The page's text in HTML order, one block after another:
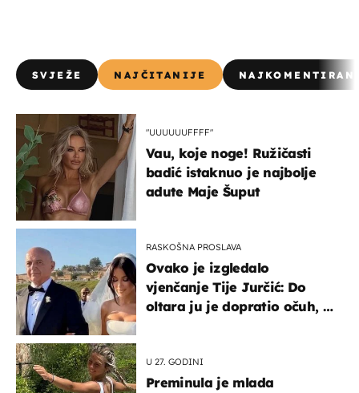
SVJEŽE NAJČITANIJE
"UUUUUUFFFF"
Vau, koje noge! Ružičasti
badić istaknuo je najbolje
adute Maje Šuput
RASKOŠNA PROSLAVA
Ovako je izgledalo
vjenčanje Tije Jurčić: Do
oltara ju je dopratio očuh, a
U 27. GODINI
Preminula je mlada